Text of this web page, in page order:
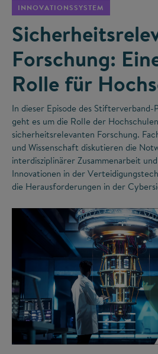
INNOVATIONSSYSTEM
Forschung:
Rolle für
In dieser Episode des Stifterverband-
geht es um die Rolle der
sicherheitsrelevanten Forschung.
und Wissenschaft diskutieren die
interdisziplinärer Zusammenarbeit
Innovationen in der
die Herausforderungen in der